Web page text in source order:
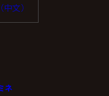
文）
ネ